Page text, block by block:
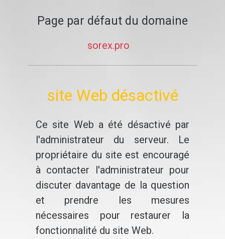
Page par défaut du domaine
sorex.pro
site Web désactivé
Ce site Web a été désactivé par
l'administrateur du serveur. Le
propriétaire du site est encouragé
à contacter l'administrateur pour
discuter davantage de la question
et prendre les mesures
nécessaires pour restaurer la
fonctionnalité du site Web.